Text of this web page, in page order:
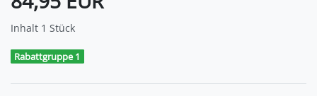
Inhalt 1 Stück
Rabattgruppe 1